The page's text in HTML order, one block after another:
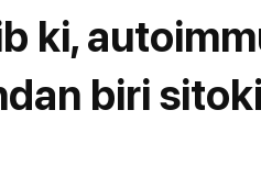
ki,
biri